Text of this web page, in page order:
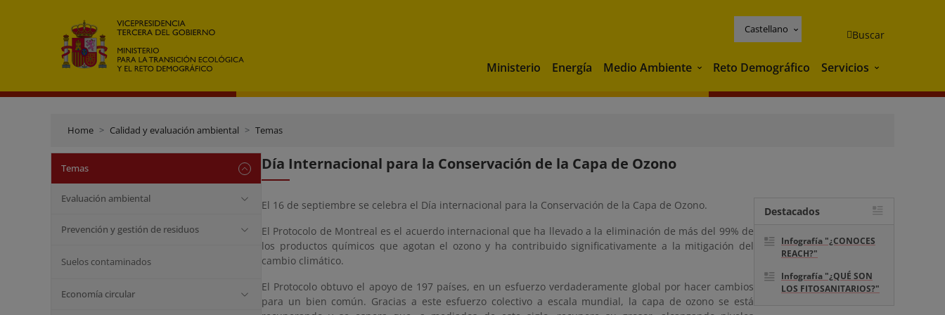
Castellano Buscar
Ministerio Energía Medio Ambiente Medio Ambiente
Reto Demográfico Servicios Servicios
Home Calidad y evaluación ambiental Temas
Temas
Evaluación ambiental
Prevención y gestión de residuos
Suelos contaminados
Economía circular
Día Internacional para la Conservación de la Capa de Ozono
El 16 de septiembre se celebra el Día internacional para la Conservación de la Capa de Ozono.
El Protocolo de Montreal es el acuerdo internacional que ha llevado a la eliminación de más del 99% de
los productos químicos que agotan el ozono y ha contribuido significativamente a la mitigación del
cambio climático.
El Protocolo obtuvo el apoyo de 197 países, en un esfuerzo verdaderamente global por hacer cambios
para un bien común. Gracias a este esfuerzo colectivo a escala mundial, la capa de ozono se está
Destacados
Infografía "¿CONOCES
REACH?"
Infografía "¿QUÉ SON
LOS FITOSANITARIOS?"